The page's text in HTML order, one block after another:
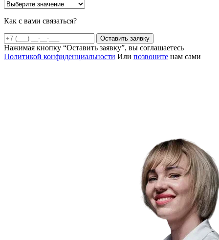
Как с вами связаться?
Оставить заявку
Нажимая кнопку “Оставить заявку”, вы соглашаетесь
Политикой конфиденциальности Или позвоните нам сами